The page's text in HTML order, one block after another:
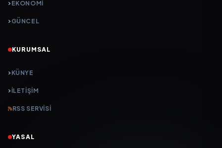
EKONOMİ
GÜNCEL
KURUMSAL
KÜNYE
İLETIŞIM
RSS SERVISI
YASAL